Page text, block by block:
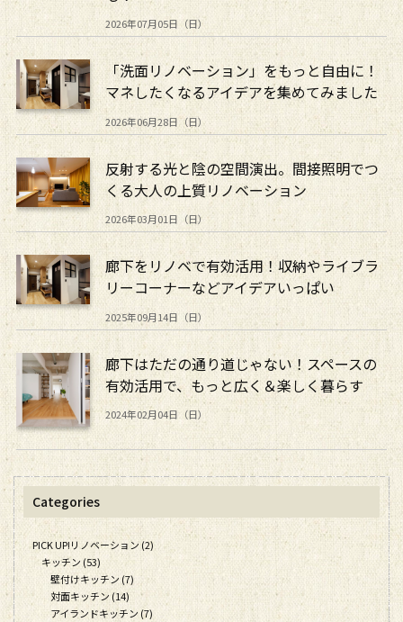
2026年07月05日（日）
「洗面リノベーション」をもっと自由に！
マネしたくなるアイデアを集めてみました
2026年06月28日（日）
反射する光と陰の空間演出。間接照明でつ
くる大人の上質リノベーション
2026年03月01日（日）
廊下をリノベで有効活用！収納やライブラ
リーコーナーなどアイデアいっぱい
2025年09月14日（日）
廊下はただの通り道じゃない！スペースの
有効活用で、もっと広く＆楽しく暮らす
2024年02月04日（日）
Categories
PICK UP!リノベーション (2)
キッチン (53)
壁付けキッチン (7)
対面キッチン (14)
アイランドキッチン (7)